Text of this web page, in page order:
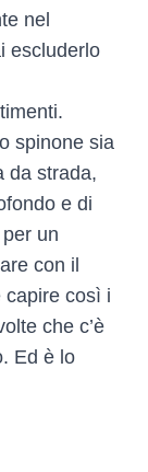
nel
escluderlo
spinone sia
da strada,
e di
un
con il
capire così i
che c’è
Ed è lo